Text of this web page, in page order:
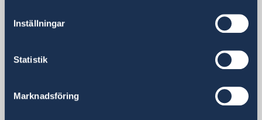
Inställningar
Statistik
Marknadsföring
Sveriges Ambassad
Etiopien, Addis Abeba
Svenska konsulat